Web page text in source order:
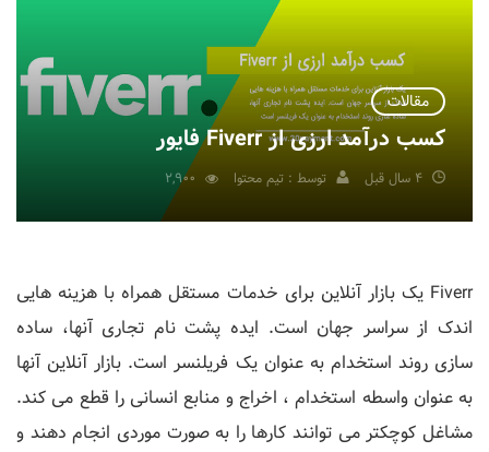
مقالات
کسب درآمد ارزی از Fiverr فایور
4 سال قبل توسط : تیم محتوا
Fiverr یک بازار آنلاین برای خدمات مستقل همراه با هزینه هایی
اندک از سراسر جهان است. ایده پشت نام تجاری آنها، ساده
سازی روند استخدام به عنوان یک فریلنسر است. بازار آنلاین آنها
به عنوان واسطه استخدام ، اخراج و منابع انسانی را قطع می کند.
مشاغل کوچکتر می توانند کارها را به صورت موردی انجام دهند و